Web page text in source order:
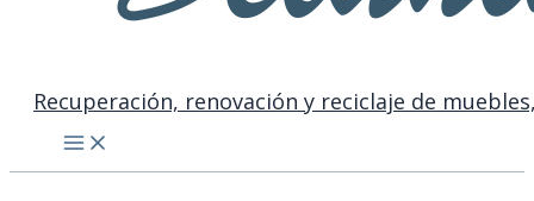
Recuperación, renovación y reciclaje de